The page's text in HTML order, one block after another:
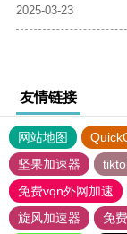
2025-03-23
友情链接
网站地图
坚果加速器
免费vqn外网加速
旋风加速器
免